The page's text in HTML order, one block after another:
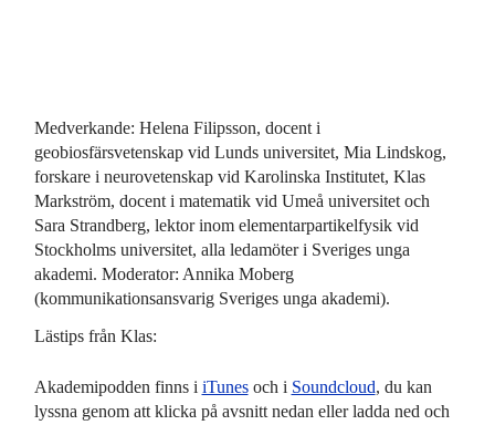
Medverkande: Helena Filipsson, docent i
geobiosfärsvetenskap vid Lunds universitet, Mia Lindskog,
forskare i neurovetenskap vid Karolinska Institutet, Klas
Markström, docent i matematik vid Umeå universitet och
Sara Strandberg, lektor inom elementarpartikelfysik vid
Stockholms universitet, alla ledamöter i Sveriges unga
akademi. Moderator: Annika Moberg
(kommunikationsansvarig Sveriges unga akademi).
Lästips från Klas:
Akademipodden finns i iTunesoch i Soundcloud, du kan
lyssna genom att klicka på avsnitt nedan eller ladda ned och